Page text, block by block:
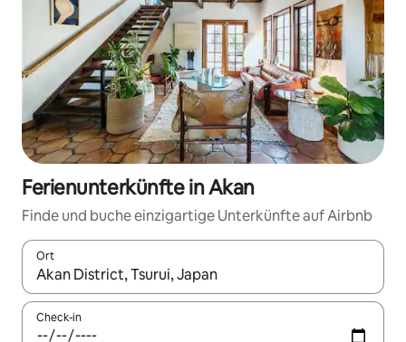
Ferienunterkünfte in Akan
Finde und buche einzigartige Unterkünfte auf Airbnb
Ort
Wenn Ergebnisse verfügbar sind, navigiere mit den
Check-in